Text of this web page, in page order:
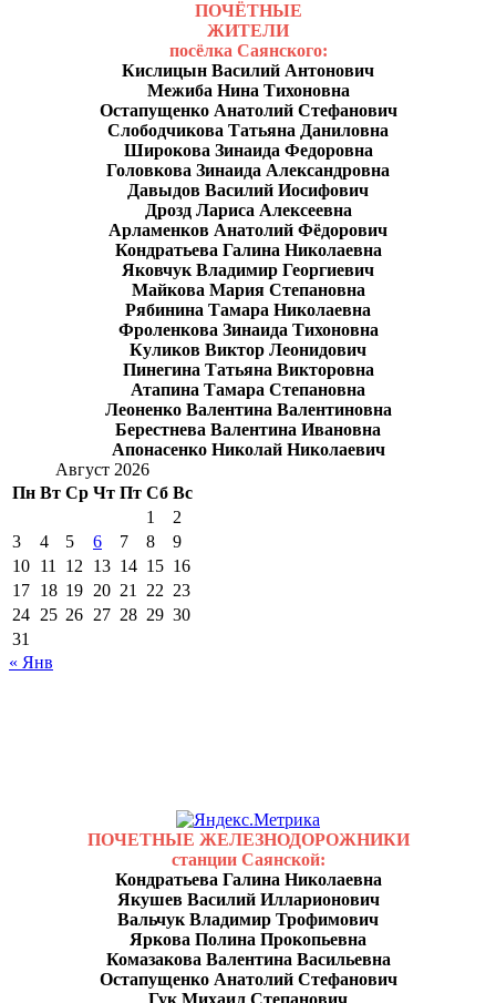
ПОЧЁТНЫЕ
ЖИТЕЛИ
посёлка Саянского:
Кислицын Василий Антонович
Межиба Нина Тихоновна
Остапущенко Анатолий Стефанович
Слободчикова Татьяна Даниловна
Широкова Зинаида Федоровна
Головкова Зинаида Александровна
Давыдов Василий Иосифович
Дрозд Лариса Алексеевна
Арламенков Анатолий Фёдорович
Кондратьева Галина Николаевна
Яковчук Владимир Георгиевич
Майкова Мария Степановна
Рябинина Тамара Николаевна
Фроленкова Зинаида Тихоновна
Куликов Виктор Леонидович
Пинегина Татьяна Викторовна
Атапина Тамара Степановна
Леоненко Валентина Валентиновна
Берестнева Валентина Ивановна
Апонасенко Николай Николаевич
Август 2026
Пн Вт Ср Чт Пт Сб Вс
1
2
3
4 5 6 7 8
9
10 11 12 13 14 15 16
17 18 19 20 21 22 23
24 25 26 27 28 29 30
31
« Янв
ПОЧЕТНЫЕ ЖЕЛЕЗНОДОРОЖНИКИ
станции Саянской:
Кондратьева Галина Николаевна
Якушев Василий Илларионович
Вальчук Владимир Трофимович
Яркова Полина Прокопьевна
Комазакова Валентина Васильевна
Остапущенко Анатолий Стефанович